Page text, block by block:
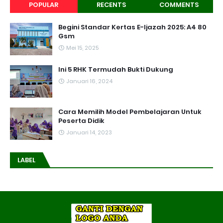
POPULAR RECENTS COMMENTS
Begini Standar Kertas E-Ijazah 2025: A4 80
Gsm
Mei 15, 2025
Ini 5 RHK Termudah Bukti Dukung
Januari 16, 2024
Cara Memilih Model Pembelajaran Untuk
Peserta Didik
Januari 14, 2023
LABEL